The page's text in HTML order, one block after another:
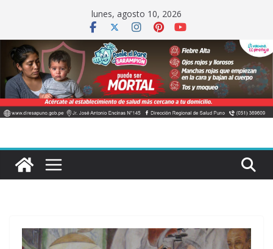
contenido
lunes, agosto 10, 2026